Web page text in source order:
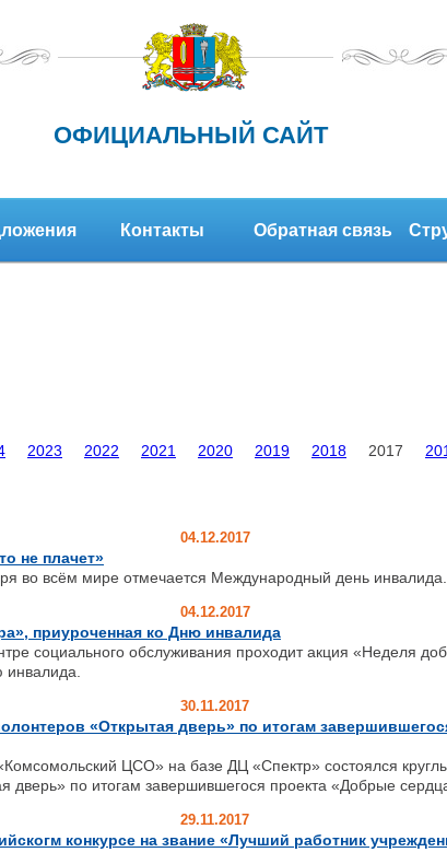
ОФИЦИАЛЬНЫЙ САЙТ
Контакты Обратная связь
2023 2022 2021 2020 2019 2018 2017
04.12.2017
не плачет»
во всём мире отмечается Международный день инвалида.
04.12.2017
приуроченная ко Дню инвалида
социального обслуживания проходит акция «Неделя
30.11.2017
«Открытая дверь» по итогам
ЦСО» на базе ДЦ «Спектр» состоялся
дверь» по итогам завершившегося проекта «Добрые
29.11.2017
конкурсе на звание «Лучший работник